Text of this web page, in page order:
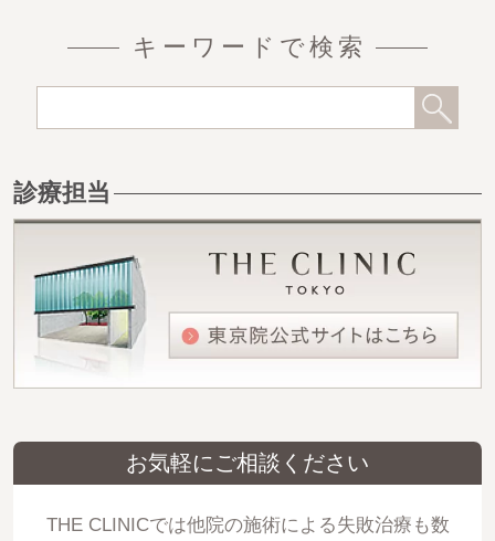
キーワードで検索
診療担当
お気軽にご相談ください
THE CLINICでは他院の施術による失敗治療も数